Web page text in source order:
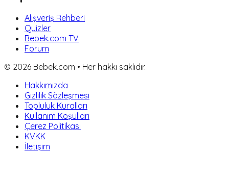
Alışveriş Rehberi
Quizler
Bebek.com TV
Forum
© 2026 Bebek.com • Her hakkı saklıdır.
Hakkımızda
Gizlilik Sözleşmesi
Topluluk Kuralları
Kullanım Koşulları
Çerez Politikası
KVKK
İletişim